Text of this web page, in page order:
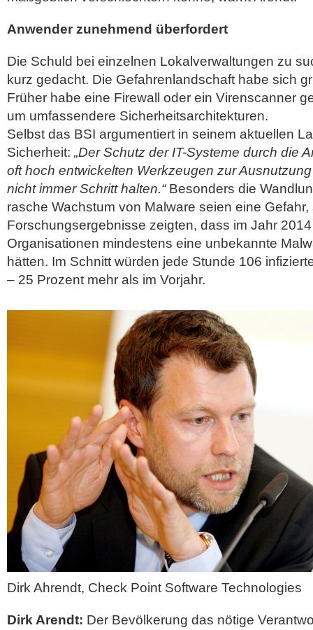
Anwender zunehmend überfordert
Die Schuld bei einzelnen Lokalverwaltungen zu
kurz gedacht. Die Gefahrenlandschaft habe sich
Früher habe eine Firewall oder ein Virenscanner
um umfassendere Sicherheitsarchitekturen.
Selbst das BSI argumentiert in seinem aktuellen
Sicherheit: „Der Schutz der IT-Systeme durch die
oft hoch entwickelten Werkzeugen zur
nicht immer Schritt halten.“Besonders die
rasche Wachstum von Malware seien eine Gefahr,
Forschungsergebnisse zeigten, dass im Jahr
Organisationen mindestens eine unbekannte
hätten. Im Schnitt würden jede Stunde 106
– 25 Prozent mehr als im Vorjahr.
Dirk Ahrendt, Check Point Software Technologies
Dirk Arendt: Der Bevölkerung das nötige